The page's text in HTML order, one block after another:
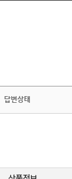
답변상태